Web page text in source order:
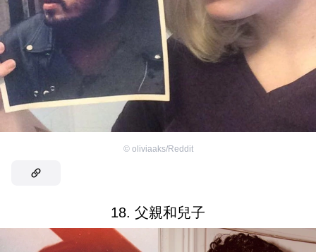
© oliviaaks/Reddit
18. 父親和兒子